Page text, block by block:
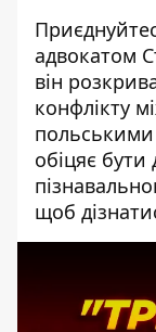
адвокатом
він
конфлікту
обіцяє
щоб